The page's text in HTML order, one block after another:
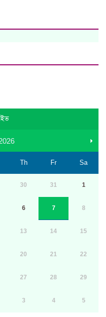
Th Fr Sa
30 31 1
6 7 8
13 14 15
20 21 22
27 28 29
3 4 5